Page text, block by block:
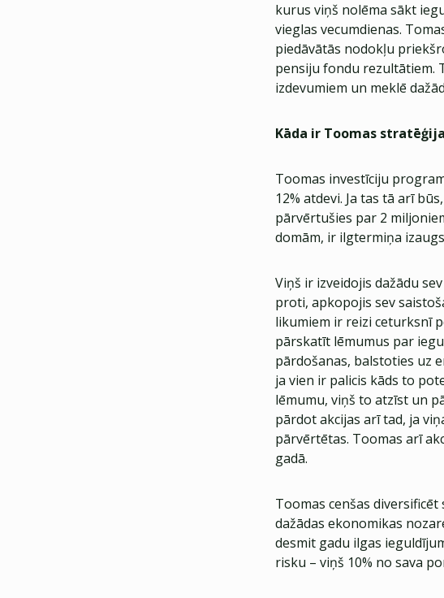
kurus viņš nolēma sākt
vieglas vecumdienas.
piedāvātās nodokļu
pensiju fondu rezultātiem.
izdevumiem un meklē
Kāda ir Toomas
Toomas investīciju
12% atdevi. Ja tas tā arī
pārvērtušies par 2
domām, ir ilgtermiņa
Viņš ir izveidojis dažādu
proti, apkopojis sev
likumiem ir reizi ceturksnī
pārskatīt lēmumus par
pārdošanas, balstoties uz
ja vien ir palicis kāds to
lēmumu, viņš to atzīst un
pārdot akcijas arī tad, ja
pārvērtētas. Toomas arī
gadā.
Toomas cenšas
dažādas ekonomikas
desmit gadu ilgas
risku – viņš 10% no sava